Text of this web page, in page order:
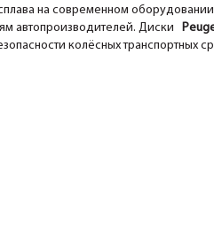
сплава на современном
автопроизводителей. Диски
колёсных транспортных